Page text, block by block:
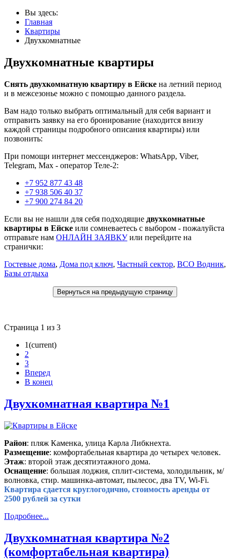
Вы здесь:
Главная
Квартиры
Двухкомнатные
Двухкомнатные квартиры
Снять двухкомнатную квартиру в Ейске на летний период
и в межсезонье можно с помощью данного раздела.
Вам надо только выбрать оптимальный для себя вариант и
отправить заявку на его бронирование (находится внизу
каждой страницы подробного описания квартиры) или
позвонить:
При помощи интернет мессенджеров: WhatsApp, Viber,
Telegram, Мах - оператор Теле-2:
+7 952 877 43 48
+7 938 506 40 37
+7 900 274 84 20
Если вы не нашли для себя подходящие двухкомнатные
квартиры в Ейске или сомневаетесь с выбором - пожалуйста
отправьте нам ОНЛАЙН ЗАЯВКУили перейдите на
странички:
Гостевые дома, Дома под ключ, Частный сектор, ВСО Водник,
Базы отдыха
Страница 1 из 3
1(current)
2
3
Вперед
В конец
Двухкомнатная квартира №1
Район: пляж Каменка, улица Карла Либкнехта.
Размещение: комфортабельная квартира до четырех человек.
Этаж: второй этаж десятиэтажного дома.
Оснащение: большая лоджия, сплит-система, холодильник, м/
волновка, стир. машинка-автомат, пылесос, два TV, Wi-Fi.
Квартира сдается круглогодично, стоимость аренды от
2500 рублей за сутки
Подробнее...
Двухкомнатная квартира №2
(комфортабельная квартира)